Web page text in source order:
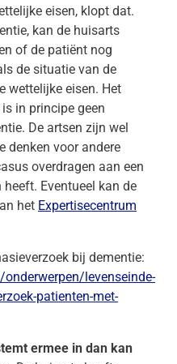
eisen, klopt dat.
kan de huisarts
of de patiënt nog
de situatie van de
wettelijke eisen. Het
in principe geen
De artsen zijn wel
denken voor andere
overdragen aan een
Eventueel kan de
het Expertisecentrum
bij dementie:
levenseinde-
patienten-met-
ermee in dan kan